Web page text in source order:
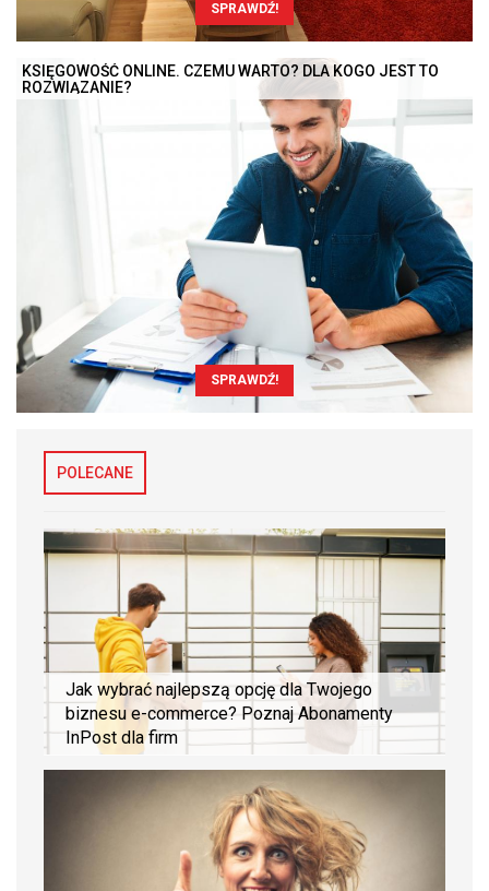
SPRAWDŹ!
KSIĘGOWOŚĆ ONLINE. CZEMU WARTO? DLA KOGO JEST TO
ROZWIĄZANIE?
SPRAWDŹ!
POLECANE
Jak wybrać najlepszą opcję dla Twojego
biznesu e-commerce? Poznaj Abonamenty
InPost dla firm